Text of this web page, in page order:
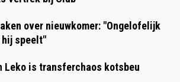
over nieuwkomer: "Ongelofelijk
hij speelt"
Leko is transferchaos kotsbeu